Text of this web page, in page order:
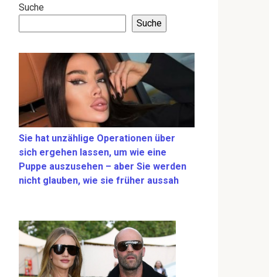
Suche
Suche
Sie hat unzählige Operationen über
sich ergehen lassen, um wie eine
Puppe auszusehen – aber Sie werden
nicht glauben, wie sie früher aussah